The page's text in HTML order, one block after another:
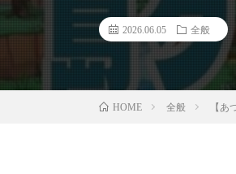
2026.06.05 全般
HOME 全般 【